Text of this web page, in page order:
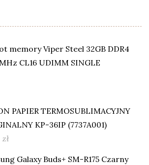
memory Viper Steel 32GB DDR4
CL16 UDIMM SINGLE
PAPIER TERMOSUBLIMACYJNY
KP-36IP (7737A001)
zł
Galaxy Buds+ SM-R175 Czarny